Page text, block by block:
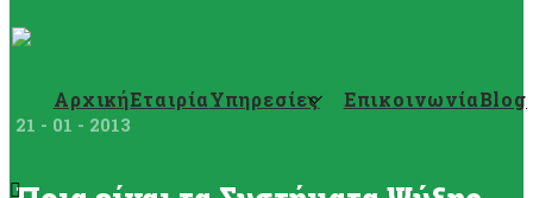
ΑρχικήΕταιρίαΥπηρεσίες ΕπικοινωνίαBlog
21 - 01 - 2013